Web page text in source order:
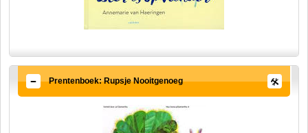
Prentenboek: Rupsje Nooitgenoeg